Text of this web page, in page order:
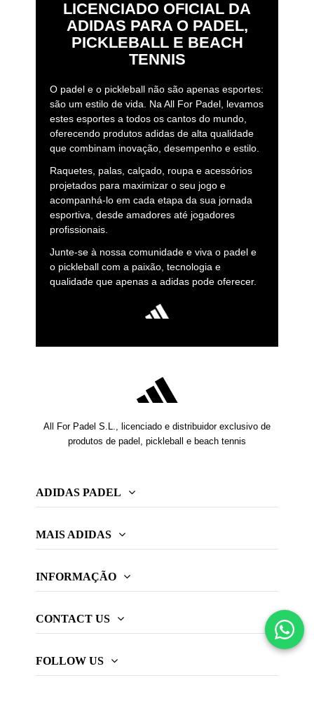
LICENCIADO OFICIAL DA
ADIDAS PARA O PADEL,
PICKLEBALL E BEACH
TENNIS
O padel e o pickleball não são apenas esportes:
são um estilo de vida. Na All For Padel, levamos
estes esportes a todos os cantos do mundo,
oferecendo produtos adidas de alta qualidade
que combinam inovação, desempenho e estilo.
Raquetes, palas, calçado, roupa e acessórios
projetados para maximizar o seu jogo e
acompanhá-lo em cada etapa da sua jornada
esportiva, desde amadores até jogadores
profissionais.
Junte-se à nossa comunidade e viva o padel e
o pickleball com a paixão, tecnologia e
qualidade que apenas a adidas pode oferecer.
All For Padel S.L., licenciado e distribuidor exclusivo de
produtos de padel, pickleball e beach tennis
ADIDAS PADEL
MAIS ADIDAS
INFORMAÇÃO
CONTACT US
FOLLOW US